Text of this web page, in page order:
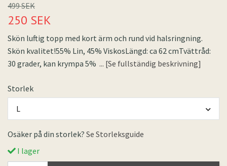
499 SEK
250 SEK
Skön luftig topp med kort ärm och rund vid halsringning.
Skön kvalitet!55% Lin, 45% ViskosLängd: ca 62 cmTvättråd:
30 grader, kan krympa 5% ... [Se fullständig beskrivning]
Storlek
L
Osäker på din storlek? Se Storleksguide
I lager